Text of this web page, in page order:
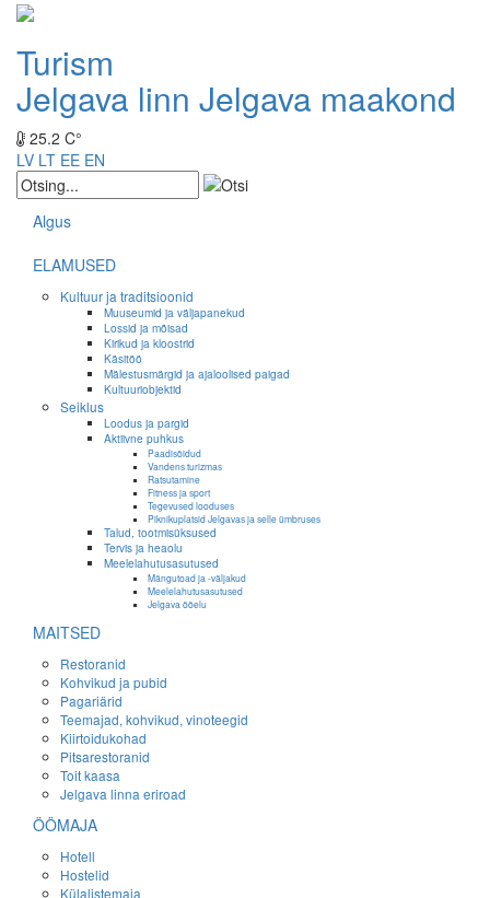
Turism
Jelgava linn Jelgava maakond
25.2 C°
LV LT EE EN
Algus
ELAMUSED
Kultuur ja traditsioonid
Muuseumid ja väljapanekud
Lossid ja mõisad
Kirikud ja kloostrid
Käsitöö
Mälestusmärgid ja ajaloolised paigad
Kultuuriobjektid
Seiklus
Loodus ja pargid
Aktiivne puhkus
Paadisõidud
Vandens turizmas
Ratsutamine
Fitness ja sport
Tegevused looduses
Piknikuplatsid Jelgavas ja selle ümbruses
Talud, tootmisüksused
Tervis ja heaolu
Meelelahutusasutused
Mängutoad ja -väljakud
Meelelahutusasutused
Jelgava ööelu
MAITSED
Restoranid
Kohvikud ja pubid
Pagariärid
Teemajad, kohvikud, vinoteegid
Kiirtoidukohad
Pitsarestoranid
Toit kaasa
Jelgava linna eriroad
ÖÖMAJA
Hotell
Hostelid
Külalistemaja